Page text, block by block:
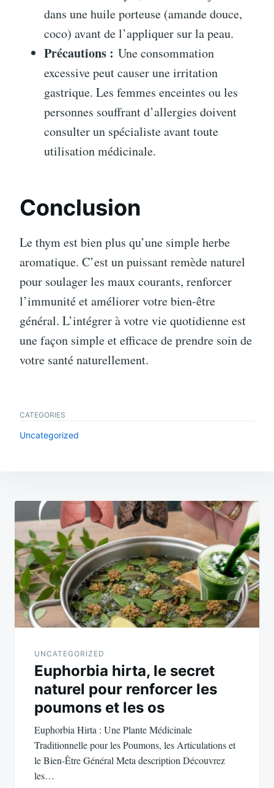
dans une huile porteuse (amande douce,
coco) avant de l’appliquer sur la peau.
Précautions : Une consommation
excessive peut causer une irritation
gastrique. Les femmes enceintes ou les
personnes souffrant d’allergies doivent
consulter un spécialiste avant toute
utilisation médicinale.
Conclusion
Le thym est bien plus qu’une simple herbe
aromatique. C’est un puissant remède naturel
pour soulager les maux courants, renforcer
l’immunité et améliorer votre bien-être
général. L’intégrer à votre vie quotidienne est
une façon simple et efficace de prendre soin de
votre santé naturellement.
CATEGORIES
Uncategorized
Post
navigation
UNCATEGORIZED
Euphorbia hirta, le secret
naturel pour renforcer les
poumons et les os
Euphorbia Hirta : Une Plante Médicinale
Traditionnelle pour les Poumons, les Articulations et
le Bien-Être Général Meta description Découvrez
les…